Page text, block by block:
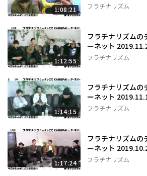
1:08:21 フラチナリズム
1:12:55
フラチナリズムの
ーネット
フラチナリズム
1:14:15
フラチナリズムの
ーネット
フラチナリズム
1:17:24
フラチナリズムの
ーネット
フラチナリズム